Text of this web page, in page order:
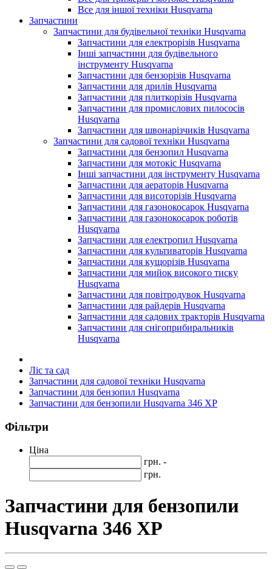
Все для іншої техніки Husqvarna
Запчастини
Запчастини для будівельної техніки Husqvarna
Запчастини для електрорізів Husqvarna
Інші запчастини для будівельного
інструменту Husqvarna
Запчастини для бензорізів Husqvarna
Запчастини для дрилів Husqvarna
Запчастини для плиткорізів Husqvarna
Запчастини для промислових пилососів
Husqvarna
Запчастини для швонарізчиків Husqvarna
Запчастини для садової техніки Husqvarna
Запчастини для бензопил Husqvarna
Запчастини для мотокіс Husqvarna
Інші запчастини для інструменту Husqvarna
Запчастини для аераторів Husqvarna
Запчастини для висоторізів Husqvarna
Запчастини для газонокосарок Husqvarna
Запчастини для газонокосарок роботів
Husqvarna
Запчастини для електропил Husqvarna
Запчастини для культиваторів Husqvarna
Запчастини для кущорізів Husqvarna
Запчастини для мийок високого тиску
Husqvarna
Запчастини для повітродувок Husqvarna
Запчастини для райдерів Husqvarna
Запчастини для садових тракторів Husqvarna
Запчастини для снігоприбиральників
Husqvarna
Ліс та сад
Запчастини для садової техніки Husqvarna
Запчастини для бензопил Husqvarna
Запчастини для бензопили Husqvarna 346 XP
Фільтри
Ціна
грн. -
грн.
Запчастини для бензопили
Husqvarna 346 XP